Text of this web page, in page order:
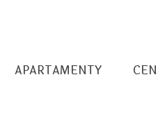
APARTAMENTY